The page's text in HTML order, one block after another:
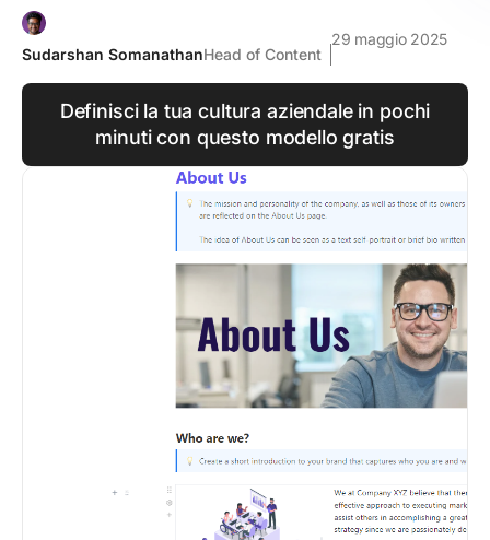
Sudarshan SomanathanHead of Content
29 maggio 2025
Definisci la tua cultura aziendale in pochi
minuti con questo modello gratis